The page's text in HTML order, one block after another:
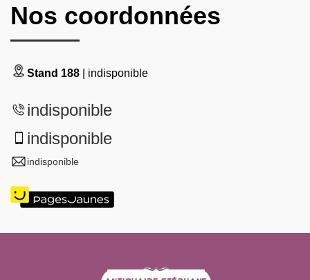
Nos coordonnées
Stand 188 | indisponible
indisponible
indisponible
indisponible